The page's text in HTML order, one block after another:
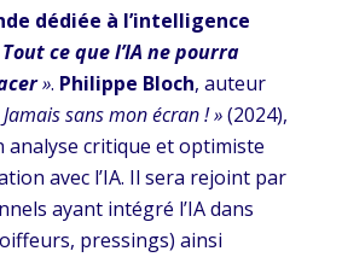
dédiée à l’intelligence
Tout ce que l’IA ne pourra
». Philippe Bloch, auteur
Jamais sans mon écran ! »(2024),
analyse critique et optimiste
avec l’IA. Il sera rejoint par
ayant intégré l’IA dans
pressings) ainsi